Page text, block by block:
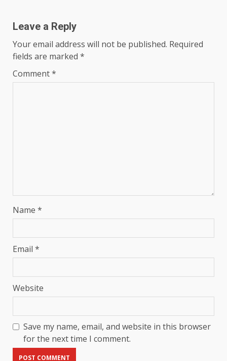
Leave a Reply
Your email address will not be published. Required
fields are marked *
Comment*
Name *
Email *
Website
Save my name, email, and website in this browser
for the next time I comment.